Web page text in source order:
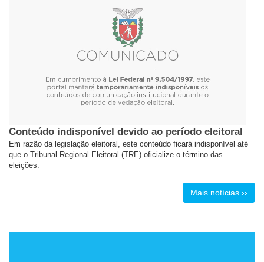
Conteúdo indisponível devido ao período eleitoral
Em razão da legislação eleitoral, este conteúdo ficará indisponível até
que o Tribunal Regional Eleitoral (TRE) oficialize o término das
eleições.
Mais notícias ››